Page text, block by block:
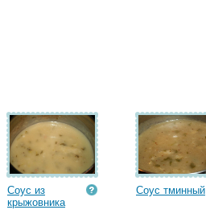
Соус из
крыжовника
Соус тминный